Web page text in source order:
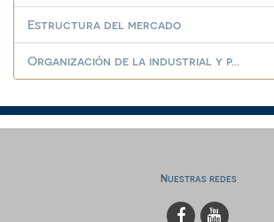
Estructura del mercado
Organización de la industrial y p...
Nuestras redes